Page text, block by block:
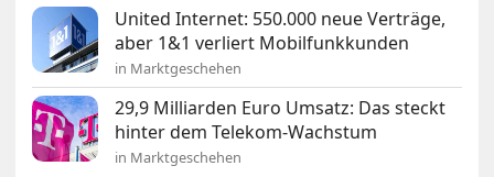
United Internet: 550.000 neue Verträge,
aber 1&1 verliert Mobilfunkkunden
in Marktgeschehen
29,9 Milliarden Euro Umsatz: Das steckt
hinter dem Telekom-Wachstum
in Marktgeschehen